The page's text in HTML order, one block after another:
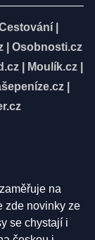
Osobnosti.cz
| Moulík.cz|
na
zde novinky ze
se chystají i